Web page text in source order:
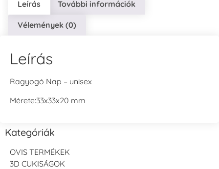
Leírás További információk
Vélemények (0)
Leírás
Ragyogó Nap – unisex
Mérete:33x33x20 mm
Kategóriák
OVIS TERMÉKEK
3D CUKISÁGOK